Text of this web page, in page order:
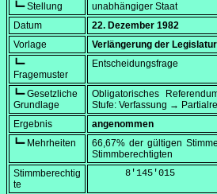
┗━ Stellung
unabhängiger Staat
Datum
22. Dezember 1982
Vorlage
Verlängerung der
┗━
Fragemuster
Entscheidungsfrage
┗━ Gesetzliche
Grundlage
Obligatorisches
Stufe: Verfassung →
Ergebnis
angenommen
┗━ Mehrheiten
66,67% der gültigen
Stimmberechtigten
Stimmberechtig
te
      8'145'015